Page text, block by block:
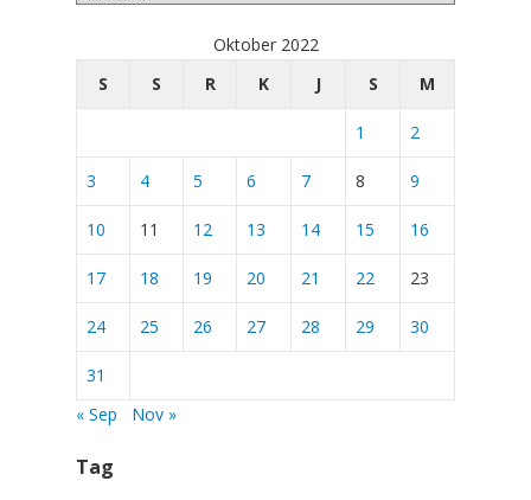
Oktober 2022
S
S R K J S M
1 2
3 4 5 6 7 8 9
10 11 12 13 14 15 16
17 18 19 20 21 22 23
24 25 26 27 28 29 30
31
« Sep
Nov »
Tag